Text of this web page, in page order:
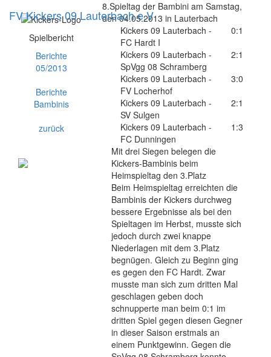
FV Kickers 09 Lauterbach e.V
Spielbericht
Berichte
05/2013
Berichte
Bambinis
zurück
8.Spieltag der Bambini am Samstag,
den 04.05.2013 in Lauterbach
Kickers 09 Lauterbach -
FC Hardt I
0:1
Kickers 09 Lauterbach -
SpVgg 08 Schramberg
2:1
Kickers 09 Lauterbach -
FV Locherhof
3:0
Kickers 09 Lauterbach -
SV Sulgen
2:1
Kickers 09 Lauterbach -
FC Dunningen
1:3
Mit drei Siegen belegen die
Kickers-Bambinis beim
Heimspieltag den 3.Platz
Beim Heimspieltag erreichten die
Bambinis der Kickers durchweg
bessere Ergebnisse als bei den
Spieltagen im Herbst, musste sich
jedoch durch zwei knappe
Niederlagen mit dem 3.Platz
begnügen. Gleich zu Beginn ging
es gegen den FC Hardt. Zwar
musste man sich zum dritten Mal
geschlagen geben doch
schnupperte man beim 0:1 im
dritten Spiel gegen diesen Gegner
in dieser Saison erstmals an
einem Punktgewinn. Gegen die